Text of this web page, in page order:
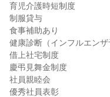
育児介護時短制度
制服貸与
食事補助あり
健康診断（インフルエンザ
借上社宅制度
慶弔見舞金制度
社員親睦会
優秀社員表彰